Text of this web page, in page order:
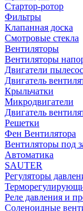
Стартор-ротор
Фильтры
Клапанная доска
Смотровые стекла
Вентиляторы
Вентиляторы
Двигатели
Двигатель
Крыльчатки
Микродвигатели
Двигатель
Решетки
Фен Вентилятора
Вентиляторы под
Автоматика
SAUTER
Регуляторы
Реле давления и
Соленоидные